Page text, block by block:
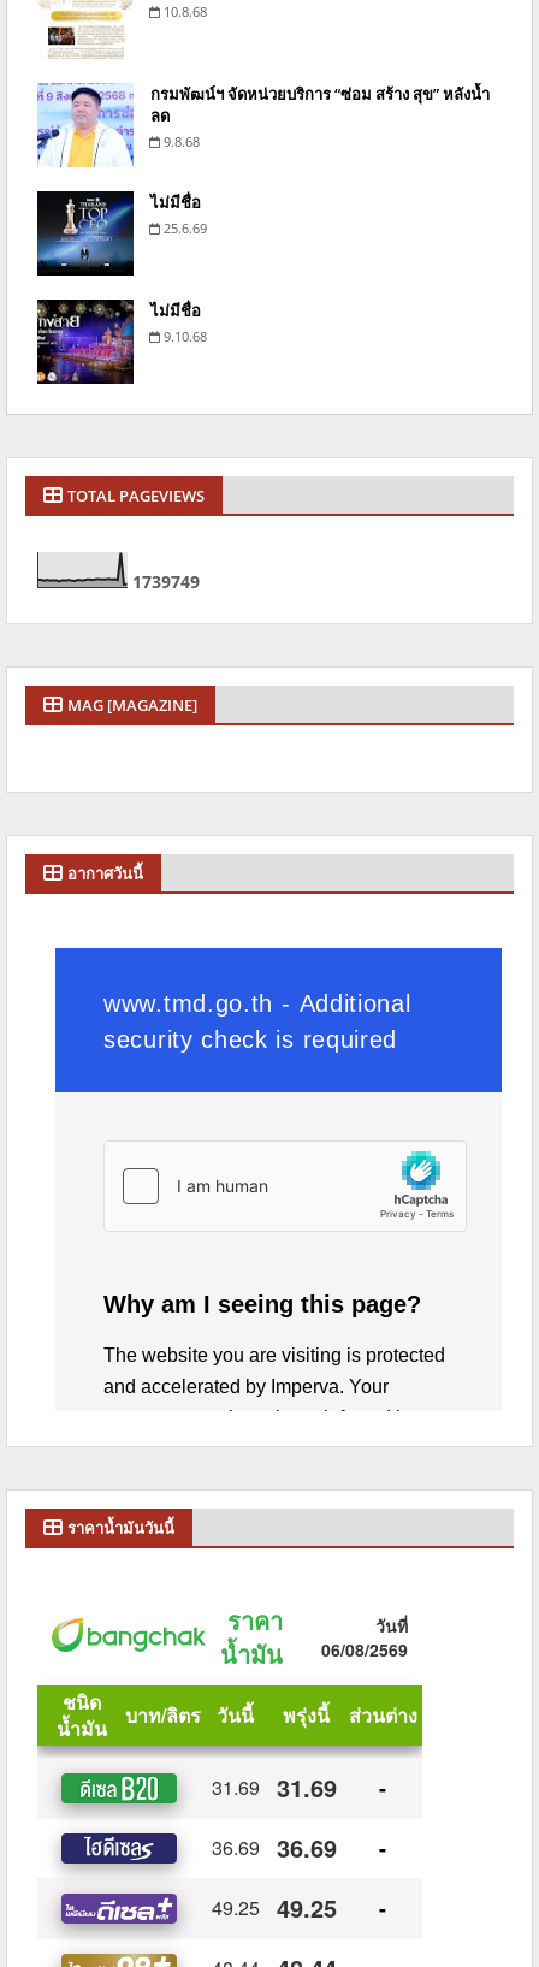
10.8.68
กรมพัฒน์ฯ จัดหน่วยบริการ “ซ่อม สร้าง สุข” หลังน้ำ
ลด
9.8.68
ไม่มีชื่อ
25.6.69
ไม่มีชื่อ
9.10.68
TOTAL PAGEVIEWS
1739749
MAG [MAGAZINE]
อากาศวันนี้
ราคาน้ำมันวันนี้